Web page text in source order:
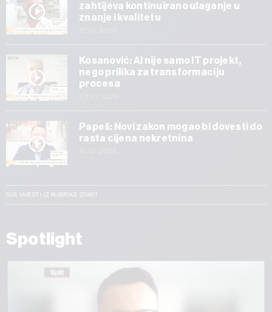
zahtijeva kontinuirano ulaganje u
znanje i kvalitetu
Kosanović: AI nije samo IT projekt,
nego prilika za transformaciju
procesa
Papeš: Novi zakon mogao bi dovesti do
rasta cijena nekretnina
SVE VIJESTI IZ RUBRIKE START
Spotlight